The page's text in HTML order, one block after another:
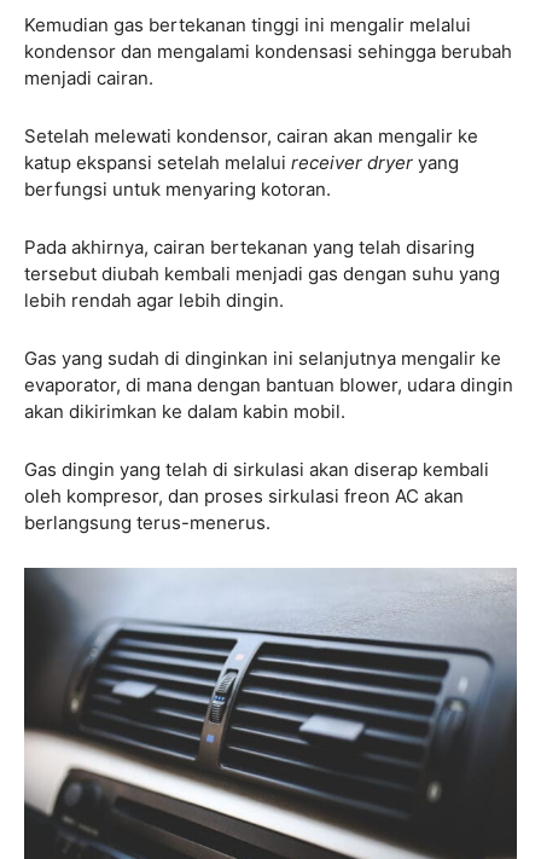
Kemudian gas bertekanan tinggi ini mengalir melalui
kondensor dan mengalami kondensasi sehingga berubah
menjadi cairan.
Setelah melewati kondensor, cairan akan mengalir ke
katup ekspansi setelah melalui receiver dryer yang
berfungsi untuk menyaring kotoran.
Pada akhirnya, cairan bertekanan yang telah disaring
tersebut diubah kembali menjadi gas dengan suhu yang
lebih rendah agar lebih dingin.
Gas yang sudah di dinginkan ini selanjutnya mengalir ke
evaporator, di mana dengan bantuan blower, udara dingin
akan dikirimkan ke dalam kabin mobil.
Gas dingin yang telah di sirkulasi akan diserap kembali
oleh kompresor, dan proses sirkulasi freon AC akan
berlangsung terus-menerus.